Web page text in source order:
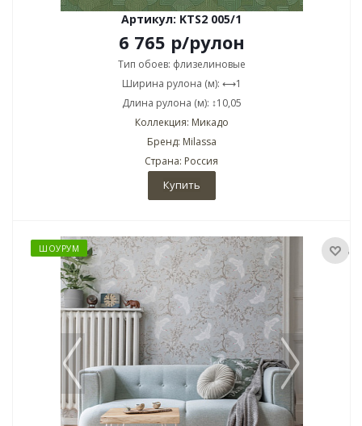
Артикул: KTS2 005/1
6 765 р/рулон
Тип обоев: флизелиновые
Ширина рулона (м): ⟷1
Длина рулона (м): ↕10,05
Коллекция: Микадо
Бренд: Milassa
Страна: Россия
Купить
ШОУРУМ